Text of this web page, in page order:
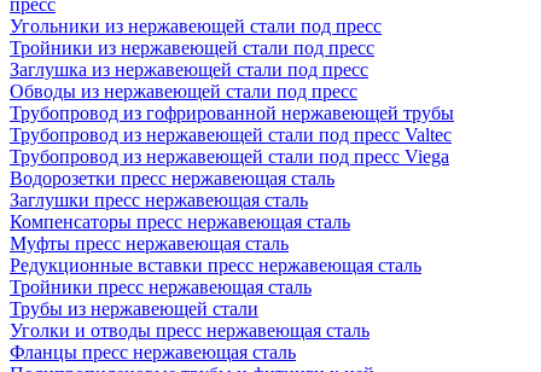
Угольники из нержавеющей стали под пресс
Тройники из нержавеющей стали под пресс
Заглушка из нержавеющей стали под пресс
Обводы из нержавеющей стали под пресс
Трубопровод из гофрированной нержавеющей трубы
Трубопровод из нержавеющей стали под пресс Valtec
Трубопровод из нержавеющей стали под пресс Viega
Водорозетки пресс нержавеющая сталь
Заглушки пресс нержавеющая сталь
Компенсаторы пресс нержавеющая сталь
Муфты пресс нержавеющая сталь
Редукционные вставки пресс нержавеющая сталь
Тройники пресс нержавеющая сталь
Трубы из нержавеющей стали
Уголки и отводы пресс нержавеющая сталь
Фланцы пресс нержавеющая сталь